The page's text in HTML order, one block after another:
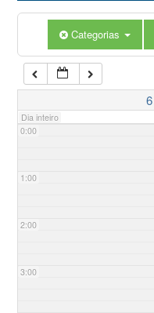
Categorias
6
Dia inteiro
0:00
1:00
2:00
3:00